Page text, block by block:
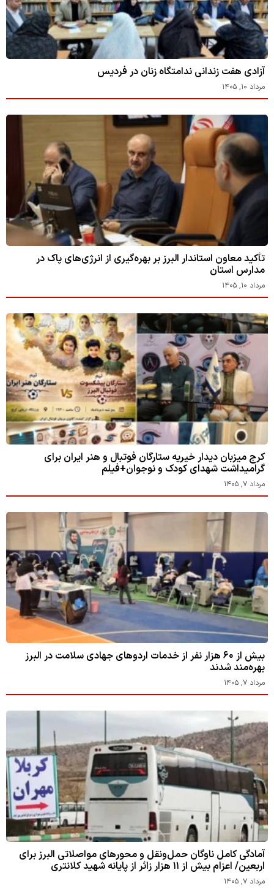
آزادی هفت زندانی ندامتگاه زنان در فردیس
مرداد ۱۰, ۱۴۰۵
تأکید معاون استاندار البرز بر بهره‌گیری از انرژی‌های پاک در
مدارس استان
مرداد ۱۰, ۱۴۰۵
کرج میزبان دیدار خیریه ستارگان فوتبال و هنر ایران برای
گرامیداشت شهدای کودک و نوجوان+فیلم
مرداد ۷, ۱۴۰۵
بیش از ۶۰ هزار نفر از خدمات اردوهای جهادی سلامت در البرز
بهره‌مند شدند
مرداد ۷, ۱۴۰۵
آمادگی کامل ناوگان حمل‌ونقل و محورهای مواصلاتی البرز برای
اربعین/ اعزام بیش از ۱۱ هزار زائر از پایانه شهید کلانتری
مرداد ۷, ۱۴۰۵